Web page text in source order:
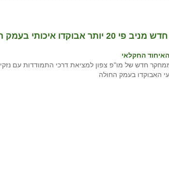
האיחוד החקלאי
חדש של מו"פ צפון למציאת דרכי התמודדות עם נזקי
האבוקדו בעמק החולה